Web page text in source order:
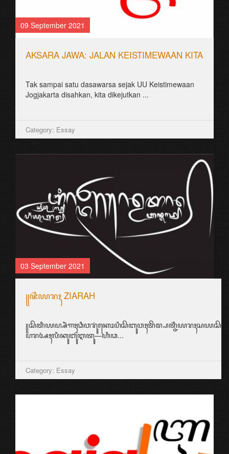
09 September 2021
AKSARA JAWA: JALAN KEISTIMEWAAN KITA
Tak sampai satu dasawarsa sejak UU Keistimewaan
Jogjakarta disahkan, kita dikejutkan ...
Category: Essay
03 September 2021
꧋ꦗ꦳ꦶꦪꦫꦃ ZIARAH
ꦥꦫꦄꦃꦭꦶꦏꦸꦧꦸꦂꦆꦠꦸ—ꦲꦶꦣ...
Category: Essay